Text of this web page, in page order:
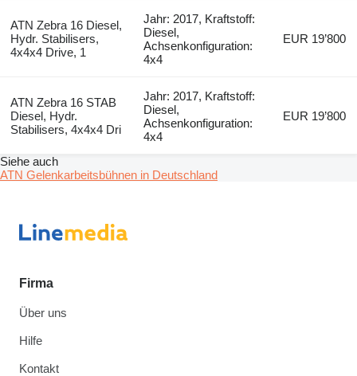
ATN Zebra 16 Diesel,
Hydr. Stabilisers,
4x4x4 Drive, 1
Jahr: 2017, Kraftstoff:
Diesel,
Achsenkonfiguration:
4x4
EUR 19’800
ATN Zebra 16 STAB
Diesel, Hydr.
Stabilisers, 4x4x4 Dri
Jahr: 2017, Kraftstoff:
Diesel,
Achsenkonfiguration:
4x4
EUR 19’800
Siehe auch
ATN Gelenkarbeitsbühnen in Deutschland
Firma
Über uns
Hilfe
Kontakt